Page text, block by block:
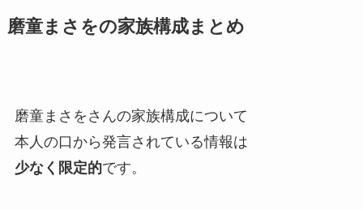
磨童まさをの家族構成まとめ
磨童まさをさんの家族構成について
本人の口から発言されている情報は
少なく限定的です。